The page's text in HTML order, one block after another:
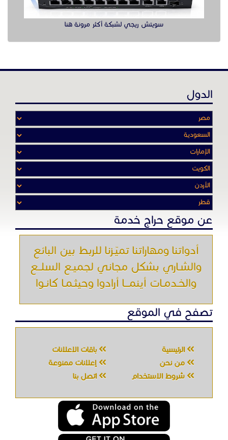
عن موقع حراج خدمة
أدواتنا ومهاراتنا تميّـزنا للربط بين البائع
والشـاري بشكل مجاني لجميـع السلــع
والخـدمـات أينمـــا أرادوا وحيثـمـا كانـوا
تصفح في الموقع
الرئيسية
شروط الاستخدام
اتصل بنا
لتقنية المعلومات